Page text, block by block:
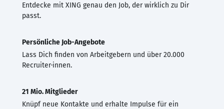
Entdecke mit XING genau den Job, der wirklich zu Dir
passt.
Persönliche Job-Angebote
Lass Dich finden von Arbeitgebern und über 20.000
Recruiter·innen.
21 Mio. Mitglieder
Knüpf neue Kontakte und erhalte Impulse für ein